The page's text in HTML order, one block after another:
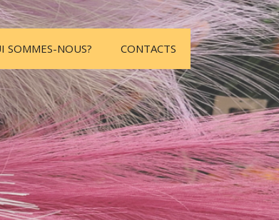
SOMMES-NOUS? CONTACTS